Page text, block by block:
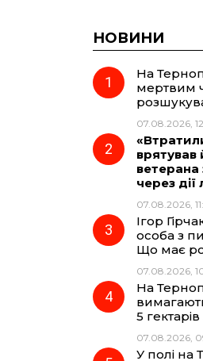
НОВИНИ
На
мертвим
07.08.2026,
ветерана
через дії
07.08.2026,
Ігор
особа з
Що має
07.08.2026,
На
5
07.08.2026,
У полі на